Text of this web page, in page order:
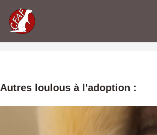
Accueil
adoptables
Autres loulous à l'adoption :